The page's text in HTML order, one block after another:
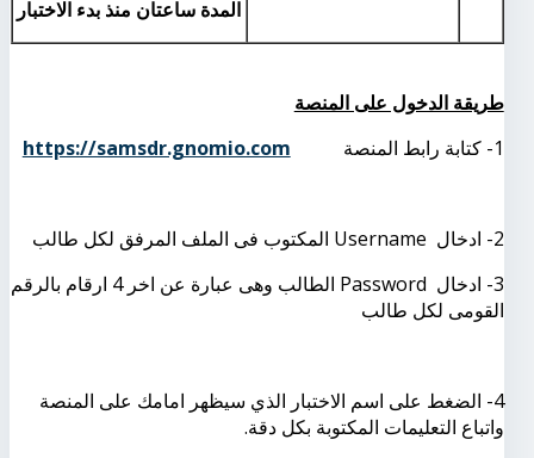
المدة ساعتان منذ بدء الاختبار
طريقة الدخول على المنصة
1- كتابة رابط المنصة
https://samsdr.gnomio.com
2- ادخال Username المكتوب فى الملف المرفق لكل طالب
3- ادخال
Password
الطالب وهى عبارة عن اخر 4 ارقام بالرقم
القومى لكل طالب
4- الضغط على اسم الاختبار الذي سيظهر امامك على المنصة
واتباع التعليمات المكتوبة بكل دقة.